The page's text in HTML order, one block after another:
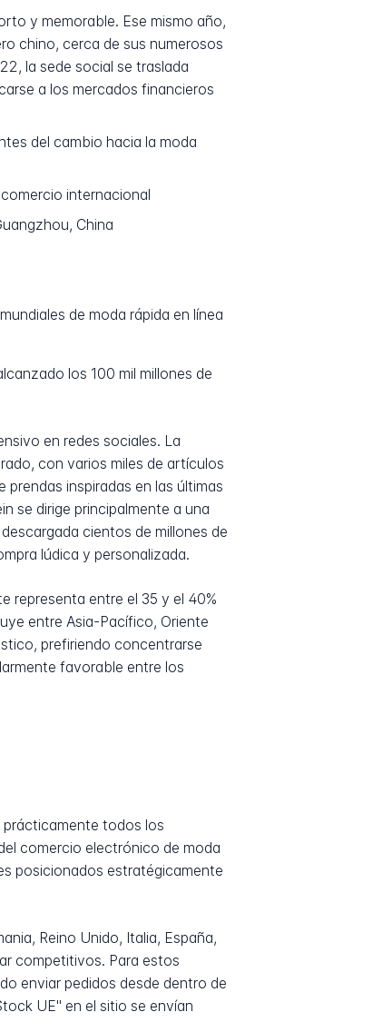
y memorable. Ese mismo año,
chino, cerca de sus numerosos
la sede social se traslada
a los mercados financieros
del cambio hacia la moda
internacional
China
de moda rápida en línea
los 100 mil millones de
en redes sociales. La
con varios miles de artículos
inspiradas en las últimas
se dirige principalmente a una
cientos de millones de
lúdica y personalizada.
representa entre el 35 y el 40%
entre Asia-Pacífico, Oriente
prefiriendo concentrarse
favorable entre los
prácticamente todos los
comercio electrónico de moda
posicionados estratégicamente
Reino Unido, Italia, España,
competitivos. Para estos
enviar pedidos desde dentro de
UE" en el sitio se envían